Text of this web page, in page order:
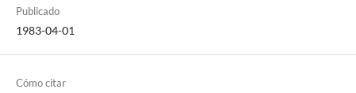
Publicado
1983-04-01
Cómo citar